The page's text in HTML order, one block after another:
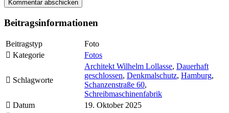
Beitragsinformationen
Beitragstyp
Foto
Kategorie
Fotos
Schlagworte
Architekt Wilhelm Lollasse, Dauerhaft
geschlossen, Denkmalschutz, Hamburg,
Schanzenstraße 60,
Schreibmaschinenfabrik
Datum
19. Oktober 2025